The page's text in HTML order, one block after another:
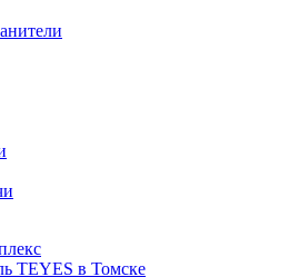
TEYES в Томске